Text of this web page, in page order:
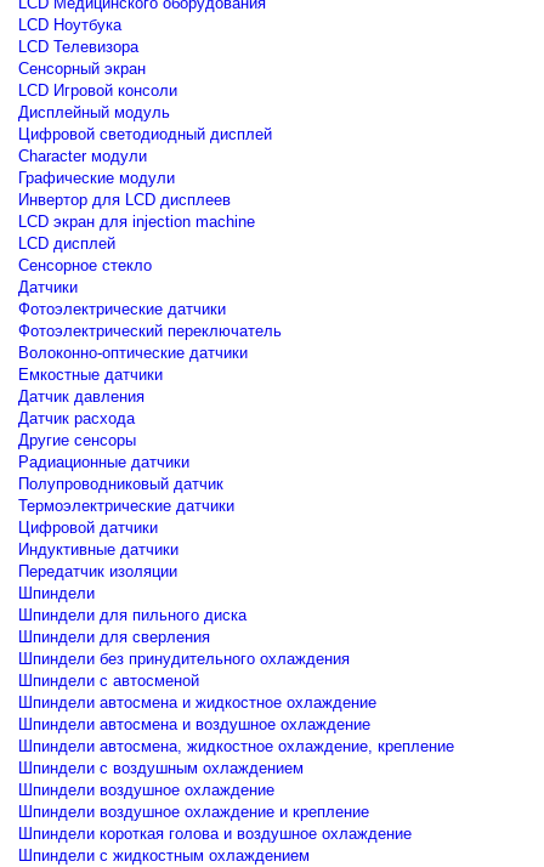
LCD Ноутбука
LCD Телевизора
Сенсорный экран
LCD Игровой консоли
Дисплейный модуль
Цифровой светодиодный дисплей
Сharacter модули
Графические модули
Инвертор для LCD дисплеев
LCD экран для injection machine
LCD дисплей
Сенсорное стекло
Датчики
Фотоэлектрические датчики
Фотоэлектрический переключатель
Волоконно-оптические датчики
Емкостные датчики
Датчик давления
Датчик расхода
Другие сенсоры
Радиационные датчики
Полупроводниковый датчик
Термоэлектрические датчики
Цифровой датчики
Индуктивные датчики
Передатчик изоляции
Шпиндели
Шпиндели для пильного диска
Шпиндели для сверления
Шпиндели без принудительного охлаждения
Шпиндели с автосменой
Шпиндели автосмена и жидкостное охлаждение
Шпиндели автосмена и воздушное охлаждение
Шпиндели автосмена, жидкостное охлаждение, крепление
Шпиндели с воздушным охлаждением
Шпиндели воздушное охлаждение
Шпиндели воздушное охлаждение и крепление
Шпиндели короткая голова и воздушное охлаждение
Шпиндели с жидкостным охлаждением